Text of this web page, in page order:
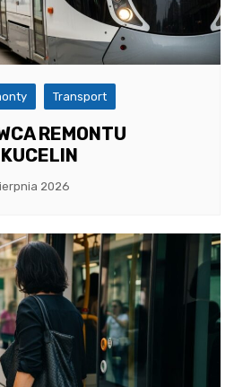
Transport
REMONTU
2026